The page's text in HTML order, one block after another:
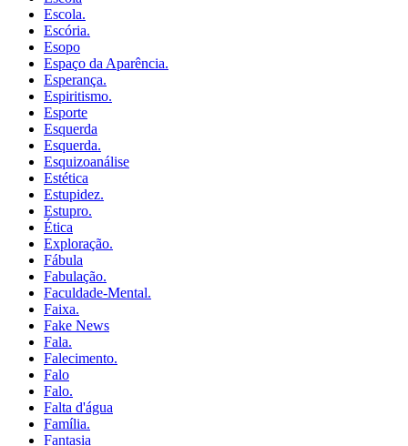
Escola.
Escória.
Esopo
Espaço da Aparência.
Esperança.
Espiritismo.
Esporte
Esquerda
Esquerda.
Esquizoanálise
Estética
Estupidez.
Estupro.
Ética
Exploração.
Fábula
Fabulação.
Faculdade-Mental.
Faixa.
Fake News
Fala.
Falecimento.
Falo
Falo.
Falta d'água
Família.
Fantasia